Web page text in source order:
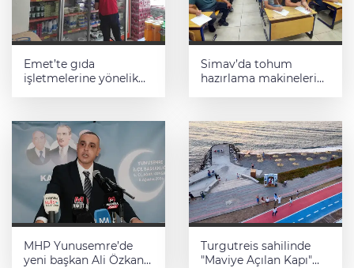
Emet’te gıda
işletmelerine yönelik
Simav’da tohum
hazırlama makineleri
MHP Yunusemre’de
yeni başkan Ali Özkan
Turgutreis sahilinde
"Maviye Açılan Kapı"